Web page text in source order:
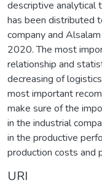
descriptive analytical
has been distributed
company and
2020. The most
relationship and
decreasing of
most important
make sure of the
in the industrial
in the productive
production costs and
URI